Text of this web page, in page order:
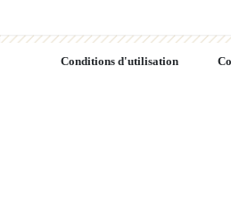
Conditions d'utilisation